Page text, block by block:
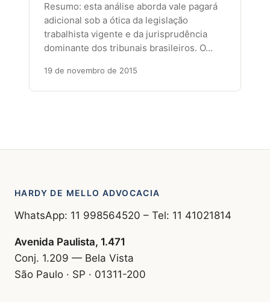
Resumo: esta análise aborda vale pagará
adicional sob a ótica da legislação
trabalhista vigente e da jurisprudência
dominante dos tribunais brasileiros. O…
19 de novembro de 2015
HARDY DE MELLO ADVOCACIA
WhatsApp: 11 998564520 – Tel: 11 41021814
Avenida Paulista, 1.471
Conj. 1.209 — Bela Vista
São Paulo · SP · 01311-200